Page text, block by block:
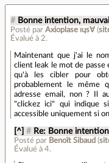
# Bonne intention,
Posté par Axioplase ıɥs∀ (
Évalué à 2.
Maintenant que j'ai le
client leak le mot de passe
qu'à les cibler pour
probablement le même
adresse email, non ? Il
"clickez ici" qui indique
accessible uniquement si
[^] # Re: Bonne
Posté par Benoît Sibaud (
Évalué à4.